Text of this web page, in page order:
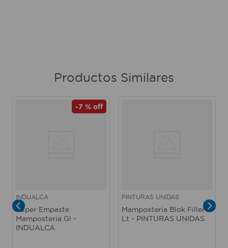
Productos Similares
-7 % off
INDUALCA
Super Empaste
Mamposteria Gl -
INDUALCA
PINTURAS UNIDAS
Mamposteria Blok Filler
Lt - PINTURAS UNIDAS